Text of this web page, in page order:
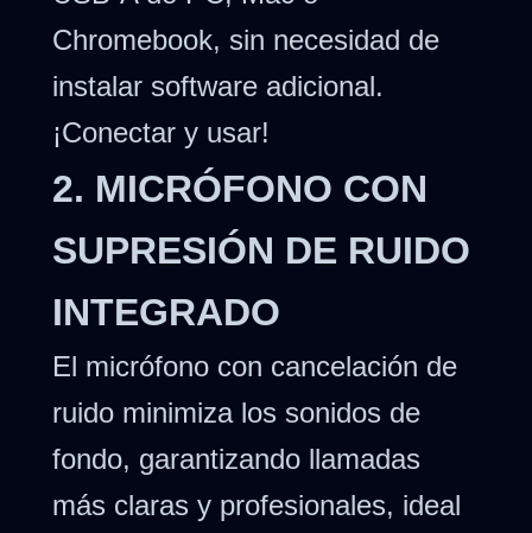
Chromebook, sin necesidad de
instalar software adicional.
¡Conectar y usar!
2. MICRÓFONO CON
SUPRESIÓN DE RUIDO
INTEGRADO
El micrófono con cancelación de
ruido minimiza los sonidos de
fondo, garantizando llamadas
más claras y profesionales, ideal